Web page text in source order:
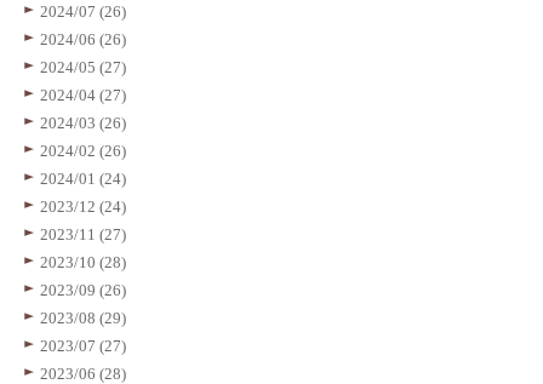
2024/07 (26)
2024/06 (26)
2024/05 (27)
2024/04 (27)
2024/03 (26)
2024/02 (26)
2024/01 (24)
2023/12 (24)
2023/11 (27)
2023/10 (28)
2023/09 (26)
2023/08 (29)
2023/07 (27)
2023/06 (28)